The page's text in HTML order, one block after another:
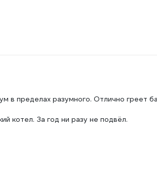
в пределах разумного. Отлично греет
котел. За год ни разу не подвёл.